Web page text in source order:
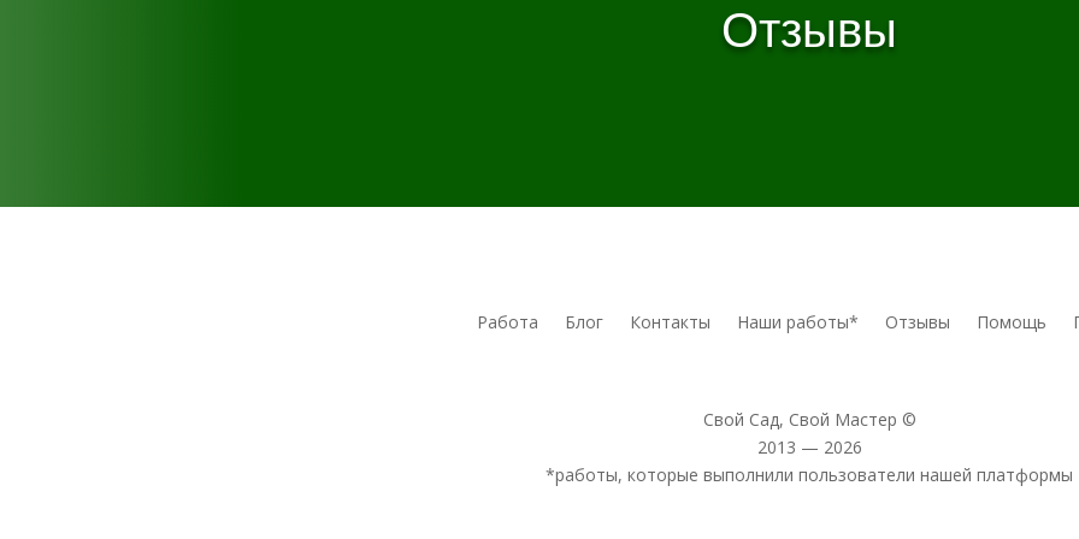
Отзывы
Работа Блог Контакты Наши работы* Отзывы Помощь
Свой Сад, Свой Мастер ©
2013 — 2026
*работы, которые выполнили пользователи нашей платформы